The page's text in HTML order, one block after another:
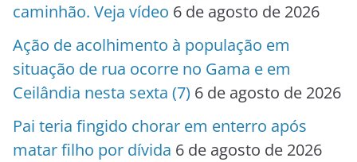
caminhão. Veja vídeo 6 de agosto de 2026
Ação de acolhimento à população em
situação de rua ocorre no Gama e em
Ceilândia nesta sexta (7) 6 de agosto de 2026
Pai teria fingido chorar em enterro após
matar filho por dívida 6 de agosto de 2026